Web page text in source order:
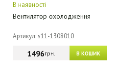
В наявності
Вентилятор охолодження
Артикул: s11-1308010
В КОШИК
1496грн.